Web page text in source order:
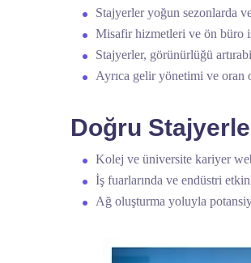
Stajyerler yoğun sezonlarda
Misafir hizmetleri ve ön büro
Stajyerler, görünürlüğü
Ayrıca gelir yönetimi ve oran
Doğru
Kolej ve üniversite kariyer
İş fuarlarında ve endüstri
Ağ oluşturma yoluyla